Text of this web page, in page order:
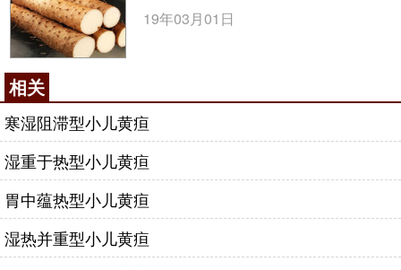
19年03月01日
相关
寒湿阻滞型小儿黄疸
湿重于热型小儿黄疸
胃中蕴热型小儿黄疸
湿热并重型小儿黄疸